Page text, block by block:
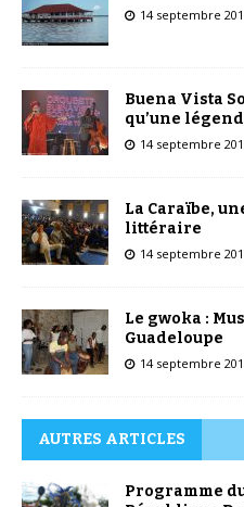
14 septembre
Buena Vista
qu’une
14 septembre
La Caraïbe,
littéraire
14 septembre
Le gwoka :
Guadeloupe
14 septembre
AUTRES ARTICLES
Programme